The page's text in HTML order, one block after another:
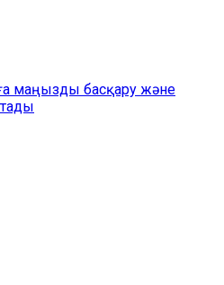
маңызды басқару және